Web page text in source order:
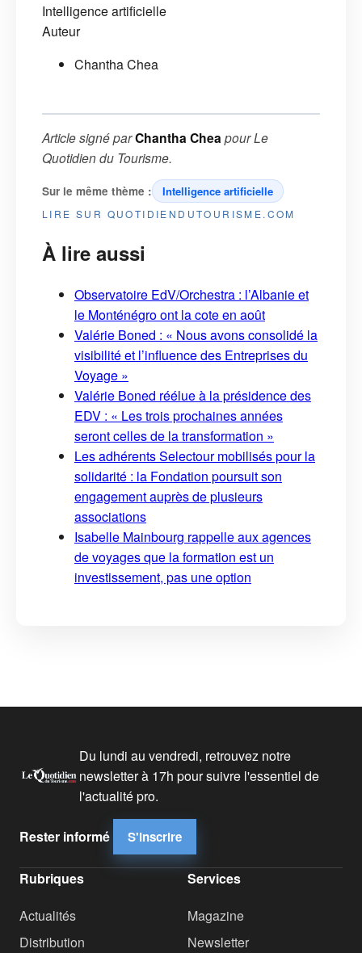
Intelligence artificielle
Auteur
Chantha Chea
Article signé parChantha Chea pourLe
Quotidien du Tourisme.
Sur le même thème : Intelligence artificielle
LIRE SUR QUOTIDIENDUTOURISME.COM
À lire aussi
Observatoire EdV/Orchestra : l’Albanie et
le Monténégro ont la cote en août
Valérie Boned : « Nous avons consolidé la
visibilité et l’influence des Entreprises du
Voyage »
Valérie Boned réélue à la présidence des
EDV : « Les trois prochaines années
seront celles de la transformation »
Les adhérents Selectour mobilisés pour la
solidarité : la Fondation poursuit son
engagement auprès de plusieurs
associations
Isabelle Mainbourg rappelle aux agences
de voyages que la formation est un
investissement, pas une option
Du lundi au vendredi, retrouvez notre
newsletter à 17h pour suivre l'essentiel de
l'actualité pro.
Rester informé S'inscrire
Rubriques
Actualités
Distribution
Services
Magazine
Newsletter